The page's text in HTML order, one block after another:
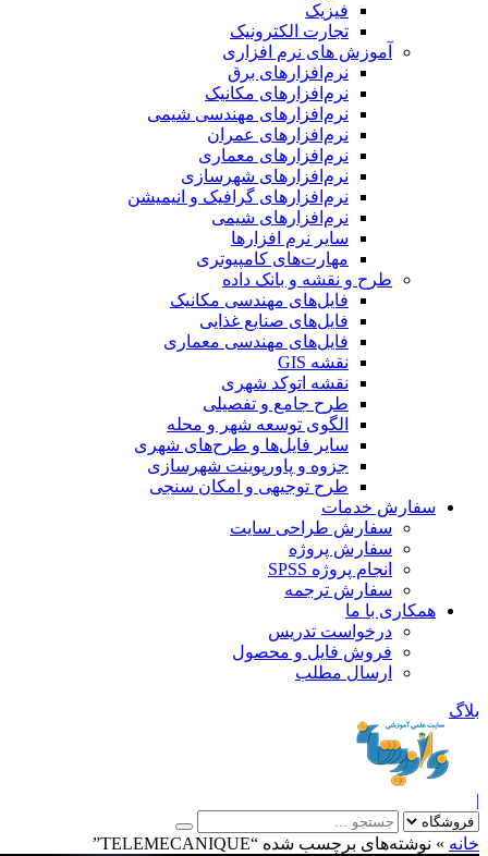
فیزیک
تجارت الکترونیک
آموزش های نرم افزاری
نرم‌افزارهای برق
نرم‌افزارهای مکانیک
نرم‌افزارهای مهندسی شیمی
نرم‌افزارهای عمران
نرم‌افزارهای معماری
نرم‌افزارهای شهرسازی
نرم‌افزارهای گرافیک و انیمیشن
نرم‌افزارهای شیمی
سایر نرم افزارها
مهارت‌های کامپیوتری
طرح و نقشه و بانک داده
فایل‌های مهندسی مکانیک
فایل‌های صنایع غذایی
فایل‌های مهندسی معماری
نقشه GIS
نقشه اتوکد شهری
طرح جامع و تفصیلی
الگوی توسعه شهر و محله
سایر فایل‌ها و طرح‌های شهری
جزوه و پاورپوینت شهرسازی
طرح توجیهی و امکان سنجی
سفارش خدمات
سفارش طراحی سایت
سفارش پروژه
انجام پروژه SPSS
سفارش ترجمه
همکاری با ما
درخواست تدریس
فروش فایل و محصول
ارسال مطلب
»نوشته‌های برچسب شده “TELEMECANIQUE”